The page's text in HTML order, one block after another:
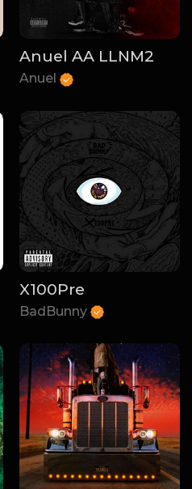
Anuel AA LLNM2
Anuel
X100Pre
BadBunny